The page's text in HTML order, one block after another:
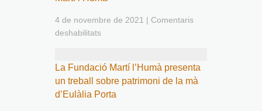
4 de novembre de 2021 | Comentaris
deshabilitats
La Fundació Martí l’Humà presenta
un treball sobre patrimoni de la mà
d’Eulàlia Porta